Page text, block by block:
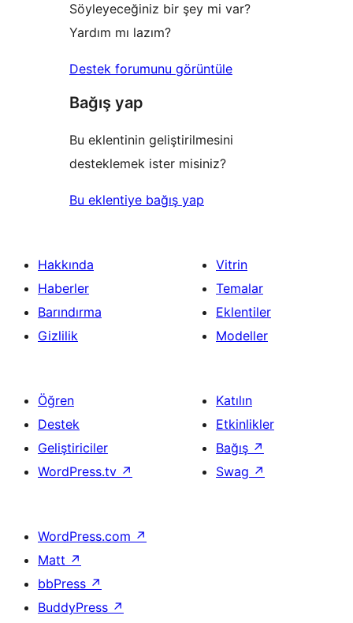
Söyleyeceğiniz bir şey mi var?
Yardım mı lazım?
Destek forumunu görüntüle
Bağış yap
Bu eklentinin geliştirilmesini
desteklemek ister misiniz?
Bu eklentiye bağış yap
Hakkında
Haberler
Barındırma
Gizlilik
Vitrin
Temalar
Eklentiler
Modeller
Öğren
Destek
Geliştiriciler
WordPress.tv ↗
Katılın
Etkinlikler
Bağış ↗
Swag ↗
WordPress.com ↗
Matt ↗
bbPress ↗
BuddyPress ↗